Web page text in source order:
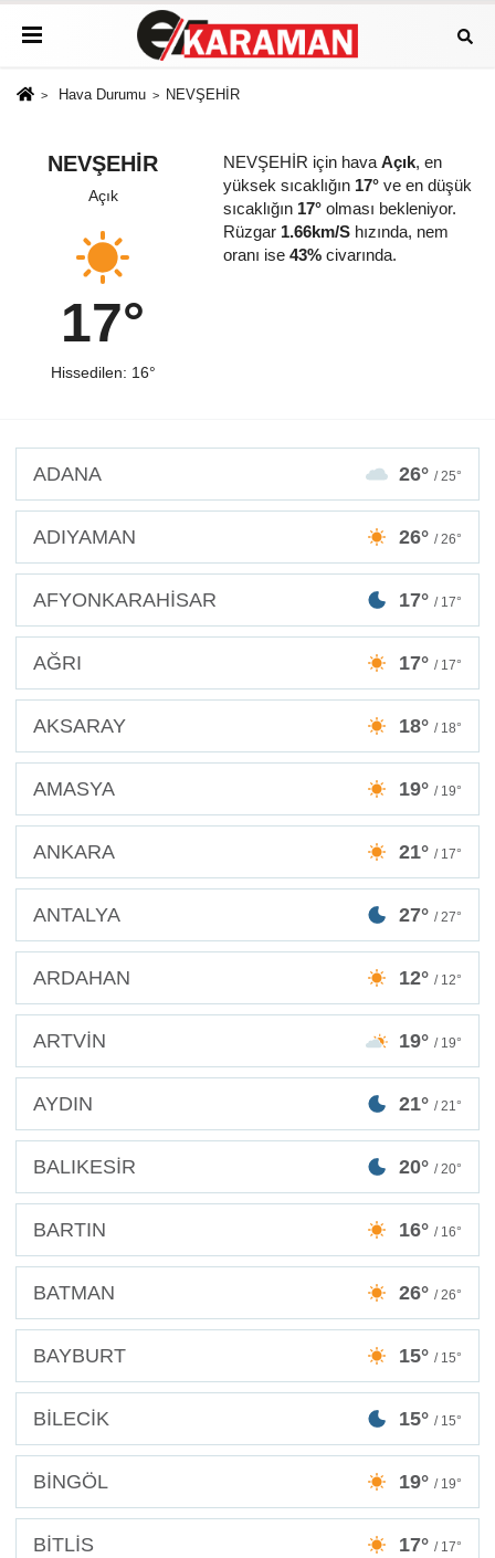
Hava Durumu NEVŞEHİR
NEVŞEHİR
Açık
17°
Hissedilen: 16°
NEVŞEHİR için hava Açık, en
yüksek sıcaklığın 17°ve en düşük
sıcaklığın 17°olması bekleniyor.
Rüzgar 1.66km/Shızında, nem
oranı ise 43%civarında.
ADANA 26° / 25°
ADIYAMAN 26° / 26°
AFYONKARAHİSAR 17° / 17°
AĞRI 17° / 17°
AKSARAY 18° / 18°
AMASYA 19° / 19°
ANKARA 21° / 17°
ANTALYA 27° / 27°
ARDAHAN 12° / 12°
ARTVİN 19° / 19°
AYDIN 21° / 21°
BALIKESİR 20° / 20°
BARTIN 16° / 16°
BATMAN 26° / 26°
BAYBURT 15° / 15°
BİLECİK 15° / 15°
BİNGÖL 19° / 19°
BİTLİS 17° / 17°